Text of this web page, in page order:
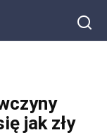
jak zły